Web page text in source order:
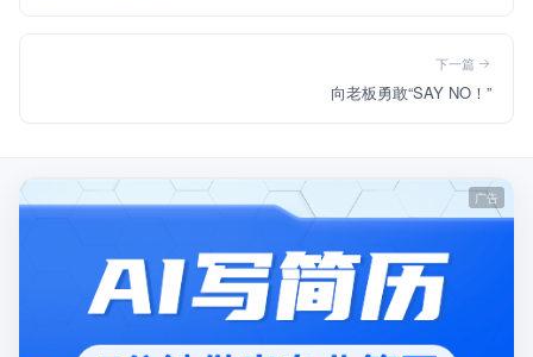
下一篇
向老板勇敢“SAY NO！”